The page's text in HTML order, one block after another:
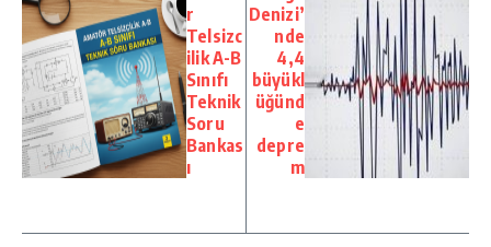
r
Telsizc
ilik A-B
Sınıfı
Teknik
Soru
Bankas
ı
Denizi’
nde
4,4
büyükl
üğünd
e
depre
m